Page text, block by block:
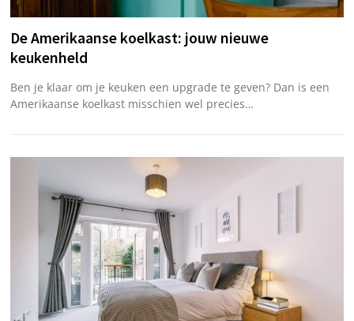
De Amerikaanse koelkast: jouw nieuwe
keukenheld
Ben je klaar om je keuken een upgrade te geven? Dan is een
Amerikaanse koelkast misschien wel precies…